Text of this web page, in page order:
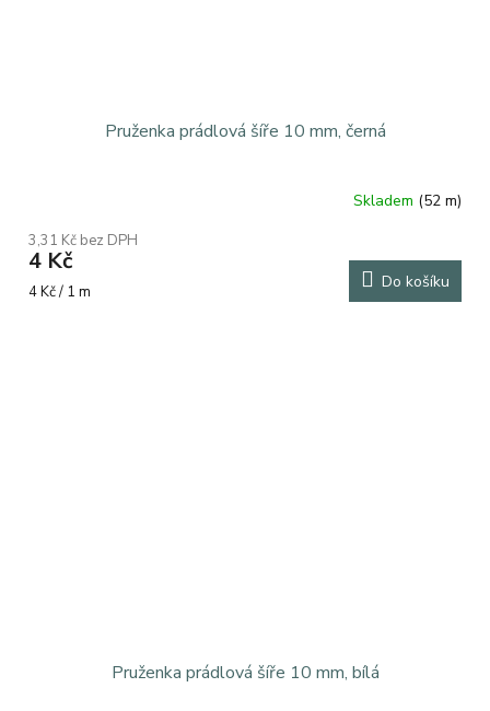
Pruženka prádlová šíře 10 mm, černá
Skladem (52 m)
3,31 Kč bez DPH
4 Kč
Měrná
4 Kč / 1 m Do košíku
Pruženka prádlová šíře 10 mm, bílá